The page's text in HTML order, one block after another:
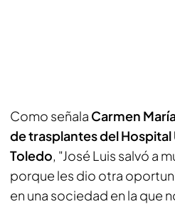
Como señala Carmen
de trasplantes del
Toledo, "José Luis salvó a
porque les dio otra
en una sociedad en la que